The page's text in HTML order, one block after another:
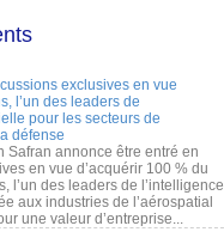
exclusives en vue
l’un des leaders de
pour les secteurs de
défense
Safran annonce être entré en
en vue d’acquérir 100 % du
l’un des leaders de l’intelligence
aux industries de l’aérospatial
une valeur d’entreprise...